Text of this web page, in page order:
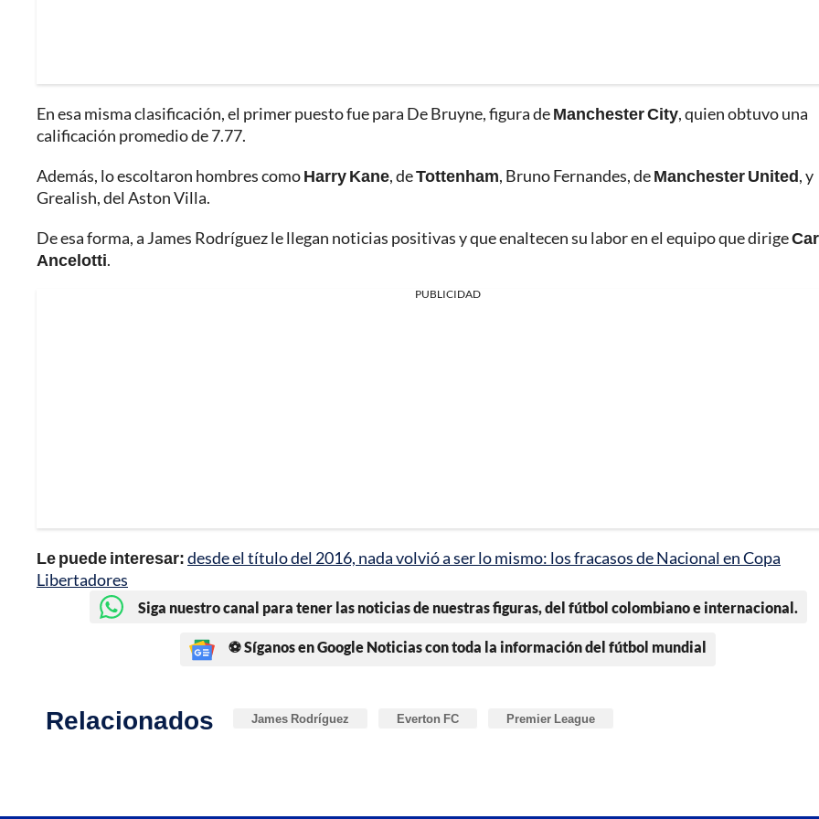
En esa misma clasificación, el primer puesto fue para De Bruyne, figura deManchester City, quien obtuvo una
calificación promedio de 7.77.
Además, lo escoltaron hombres comoHarry Kane, deTottenham, Bruno Fernandes, deManchester United, y
Grealish, del Aston Villa.
De esa forma, a James Rodríguez le llegan noticias positivas y que enaltecen su labor en el equipo que dirige
Ancelotti.
PUBLICIDAD
Le puede interesar:desde el título del 2016, nada volvió a ser lo mismo: los fracasos de Nacional en Copa
Libertadores
Siga nuestro canal para tener las noticias de nuestras figuras, del fútbol colombiano e internacional.
⚽ Síganos en Google Noticias con toda la información del fútbol mundial
Relacionados James Rodríguez Everton FC Premier League